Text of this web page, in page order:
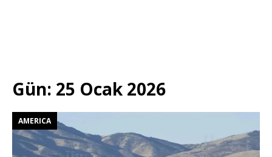
Gün: 25 Ocak 2026
AMERICA